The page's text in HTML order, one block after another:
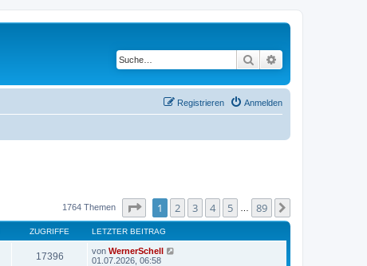
Suche
Anmelden
Registrieren
1764 Themen Seite von89
1 2 3 4 5 89
ZUGRIFFE LETZTER BEITRAG
17396 von WernerSchell
01.07.2026, 06:58